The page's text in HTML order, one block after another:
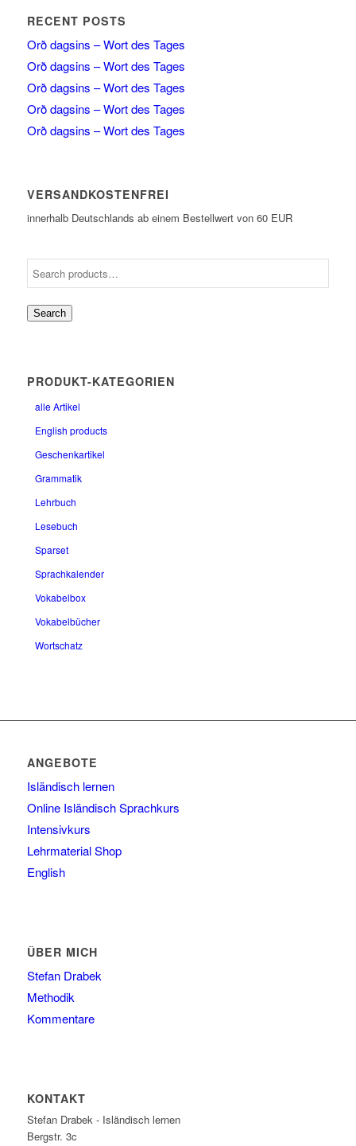
RECENT POSTS
Orð dagsins – Wort des Tages
Orð dagsins – Wort des Tages
Orð dagsins – Wort des Tages
Orð dagsins – Wort des Tages
Orð dagsins – Wort des Tages
VERSANDKOSTENFREI
innerhalb Deutschlands ab einem Bestellwert von 60 EUR
Search
PRODUKT-KATEGORIEN
alle Artikel
English products
Geschenkartikel
Grammatik
Lehrbuch
Lesebuch
Sparset
Sprachkalender
Vokabelbox
Vokabelbücher
Wortschatz
ANGEBOTE
Isländisch lernen
Online Isländisch Sprachkurs
Intensivkurs
Lehrmaterial Shop
English
ÜBER MICH
Stefan Drabek
Methodik
Kommentare
KONTAKT
Stefan Drabek - Isländisch lernen
Bergstr. 3c